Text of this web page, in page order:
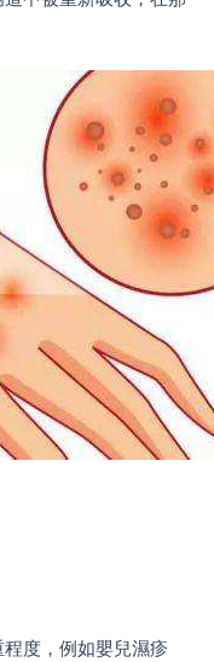
度，例如嬰兒濕疹